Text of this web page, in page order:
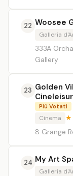
22 Woosee
Galleria
333A
Gallery
23 Golden
Più Votati
Cinema ★
8 Grange
24 My Art
Galleria